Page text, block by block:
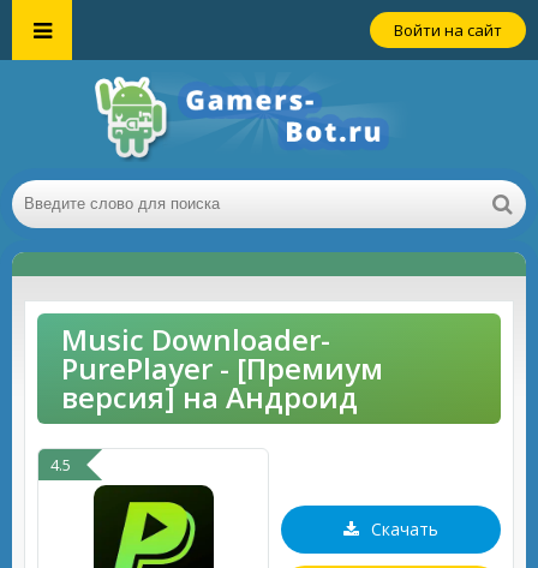
Войти на сайт
Music Downloader-
PurePlayer - [Премиум
версия] на Андроид
4.5
Скачать